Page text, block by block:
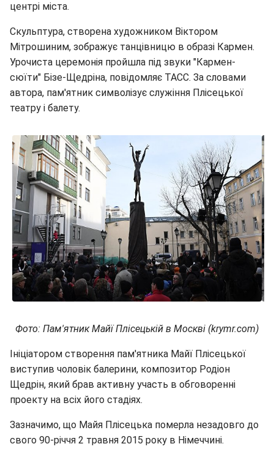
центрі міста.
Скульптура, створена художником Віктором
Мітрошиним, зображує танцівницю в образі Кармен.
Урочиста церемонія пройшла під звуки "Кармен-
сюїти" Бізе-Щедріна, повідомляє ТАСС. За словами
автора, пам'ятник символізує служіння Плісецької
театру і балету.
Фото: Пам'ятник Майї Плісецькій в Москві (krymr.com)
Ініціатором створення пам'ятника Майї Плісецької
виступив чоловік балерини, композитор Родіон
Щедрін, який брав активну участь в обговоренні
проекту на всіх його стадіях.
Зазначимо, що Майя Плісецька померла незадовго до
свого 90-річчя 2 травня 2015 року в Німеччині.